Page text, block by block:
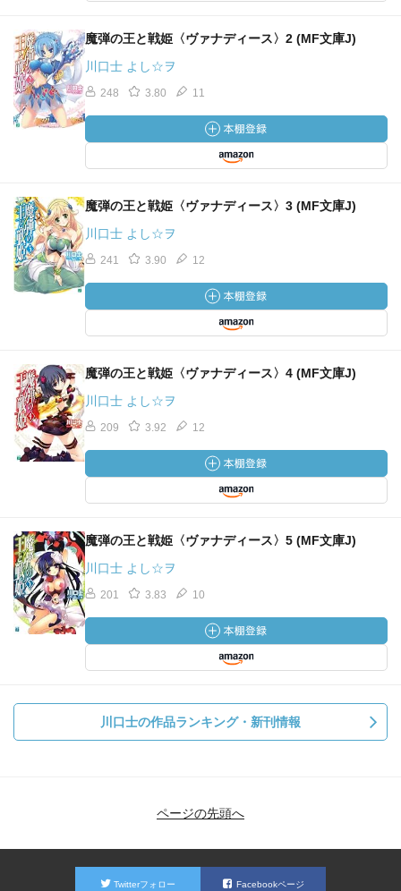
魔弾の王と戦姫〈ヴァナディース〉2 (MF文庫J)
川口士 よし☆ヲ
248 3.80 11
魔弾の王と戦姫〈ヴァナディース〉3 (MF文庫J)
川口士 よし☆ヲ
241 3.90 12
魔弾の王と戦姫〈ヴァナディース〉4 (MF文庫J)
川口士 よし☆ヲ
209 3.92 12
魔弾の王と戦姫〈ヴァナディース〉5 (MF文庫J)
川口士 よし☆ヲ
201 3.83 10
川口士の作品ランキング・新刊情報
ページの先頭へ
Twitterフォロー Facebookページ